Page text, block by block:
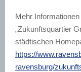
Mehr
„Zukunftsquartier
städtischen
https://
ravensburg/